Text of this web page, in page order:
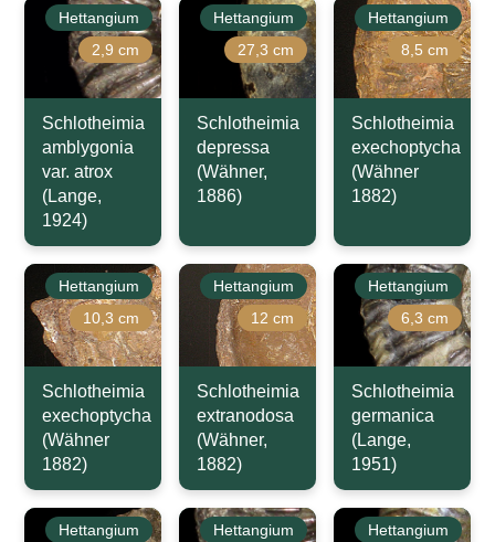
Hettangium
2,9 cm
Schlotheimia
amblygonia
var. atrox
(Lange,
1924)
Hettangium
27,3 cm
Schlotheimia
depressa
(Wähner,
1886)
Hettangium
8,5 cm
Schlotheimia
exechoptycha
(Wähner
1882)
Hettangium
10,3 cm
Schlotheimia
exechoptycha
(Wähner
1882)
Hettangium
12 cm
Schlotheimia
extranodosa
(Wähner,
1882)
Hettangium
6,3 cm
Schlotheimia
germanica
(Lange,
1951)
Hettangium
Hettangium
Hettangium